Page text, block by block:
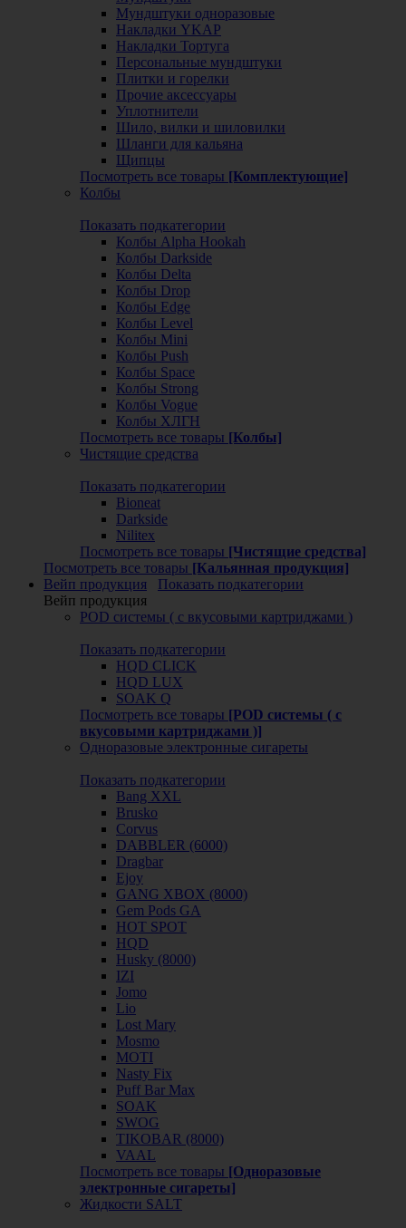
Мундштуки одноразовые
Накладки YKAP
Накладки Тортуга
Персональные мундштуки
Плитки и горелки
Прочие аксессуары
Уплотнители
Шило, вилки и шиловилки
Шланги для кальяна
Щипцы
Посмотреть все товары [Комплектующие]
Колбы
Показать подкатегории
Колбы Alpha Hookah
Колбы Darkside
Колбы Delta
Колбы Drop
Колбы Edge
Колбы Level
Колбы Mini
Колбы Push
Колбы Space
Колбы Strong
Колбы Vogue
Колбы ХЛГН
Посмотреть все товары [Колбы]
Чистящие средства
Показать подкатегории
Bioneat
Darkside
Nilitex
Посмотреть все товары [Чистящие средства]
Посмотреть все товары [Кальянная продукция]
Вейп продукция
Показать подкатегории
Вейп продукция
POD системы ( с вкусовыми картриджами )
Показать подкатегории
HQD CLICK
HQD LUX
SOAK Q
Посмотреть все товары [POD системы ( с
вкусовыми картриджами )]
Одноразовые электронные сигареты
Показать подкатегории
Bang XXL
Brusko
Corvus
DABBLER (6000)
Dragbar
Ejoy
GANG XBOX (8000)
Gem Pods GA
HOT SPOT
HQD
Husky (8000)
IZI
Jomo
Lio
Lost Mary
Mosmo
MOTI
Nasty Fix
Puff Bar Max
SOAK
SWOG
TIKOBAR (8000)
VAAL
Посмотреть все товары [Одноразовые
электронные сигареты]
Жидкости SALT